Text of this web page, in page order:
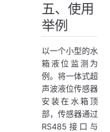
五、使用
举例
以一个小型的水
箱液位监测为
例。将一体式超
声波液位传感器
安装在水箱顶
部，传感器通过
RS485接口与